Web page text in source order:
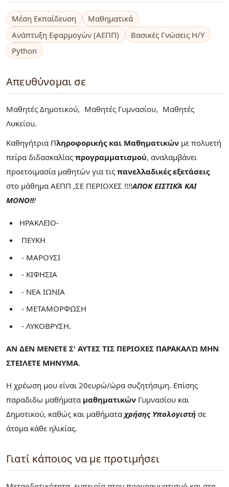
Μέση Εκπαίδευση
Μαθηματικά
Ανάπτυξη Εφαρμογών (ΑΕΠΠ)
Βασικές Γνώσεις Η/Υ
Python
Απευθύνομαι σε
Μαθητές Δημοτικού Μαθητές Γυμνασίου
Μαθητές
Λυκείου
Καθηγήτρια Πληροφορικής και Μαθηματικών με πολυετή
πείρα διδασκαλίας προγραμματισμού, αναλαμβάνει
προετοιμασία μαθητών για τις πανελλαδικές εξετάσεις
στο μάθημα ΑΕΠΠ ,ΣΕ ΠΕΡΙΟΧΕΣ !!!!ΑΠΟΚ ΕΙΣΤΙΚΆ ΚΑΙ
ΜΟΝΟ!!!
ΗΡΑΚΛΕΙΟ-
ΠΕΥΚΗ
- ΜΑΡΟΥΣΙ
- ΚΙΦΗΣΙΑ
- ΝΕΑ ΙΩΝΙΑ
- ΜΕΤΑΜΟΡΦΩΣΗ
- ΛΥΚΟΒΡΥΣΗ.
ΑΝ ΔΕΝ ΜΕΝΕΤΕ Σ' ΑΥΤΕΣ ΤΙΣ ΠΕΡΙΟΧΕΣ ΠΑΡΑΚΑΛΏ ΜΗΝ
ΣΤΕΙΛΕΤΕ ΜΗΝΥΜΑ.
Η χρέωση μου είναι 20ευρώ/ώρα συζητήσιμη. Επίσης
παραδιδω μαθήματα μαθηματικών Γυμνασίου και
Δημοτικού, καθώς και μαθήματα χρήσης Υπολογιστή σε
άτομα κάθε ηλικίας.
Γιατί κάποιος να με προτιμήσει